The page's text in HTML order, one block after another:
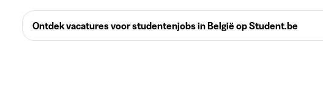
Ontdek vacatures voor studentenjobs in België op Student.be